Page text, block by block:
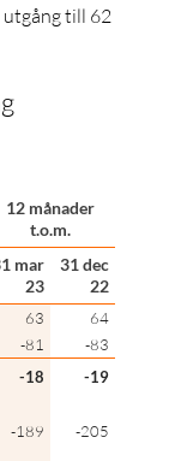
till 62
12 månader
t.o.m.
mar
23
31 dec
22
63
64
-81
-83
-18
-19
-189 -205